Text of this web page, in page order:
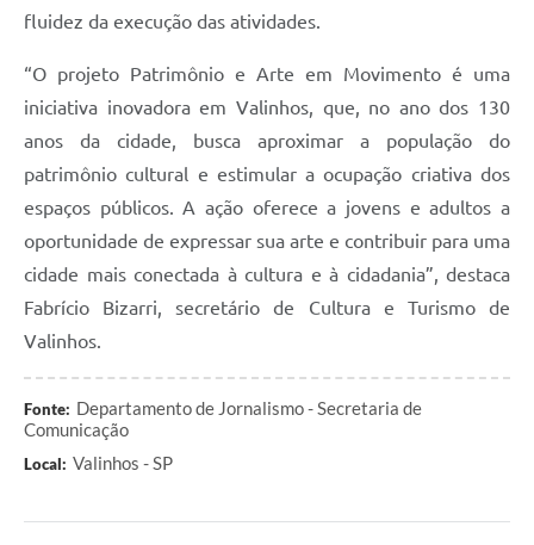
fluidez da execução das atividades.
“O projeto Patrimônio e Arte em Movimento é uma
iniciativa inovadora em Valinhos, que, no ano dos 130
anos da cidade, busca aproximar a população do
patrimônio cultural e estimular a ocupação criativa dos
espaços públicos. A ação oferece a jovens e adultos a
oportunidade de expressar sua arte e contribuir para uma
cidade mais conectada à cultura e à cidadania”, destaca
Fabrício Bizarri, secretário de Cultura e Turismo de
Valinhos.
Fonte: Departamento de Jornalismo - Secretaria de
Comunicação
Local: Valinhos - SP